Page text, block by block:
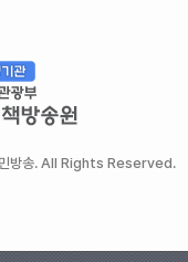
송. All Rights Reserved.